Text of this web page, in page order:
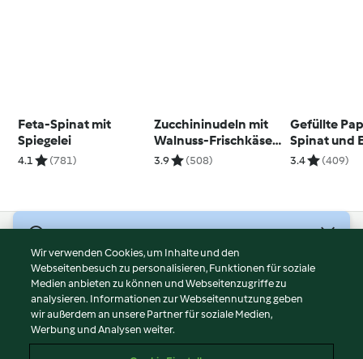
Feta-Spinat mit
Spiegelei
4.1 (781)
Zucchininudeln mit
Walnuss-Frischkäse-
Pesto
3.9 (508)
Gefüllte
Spinat und
3.4 (409)
Nutzungsbedingungen
Datenschutzrichtlinien
Disclaimer
Impressum
Wir verwenden Cookies, um Inhalte und den
Webseitenbesuch zu personalisieren, Funktionen für soziale
Medien anbieten zu können und Webseitenzugriffe zu
analysieren. Informationen zur Webseitennutzung geben
wir außerdem an unsere Partner für soziale Medien,
Werbung und Analysen weiter.